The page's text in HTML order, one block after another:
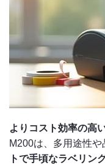
よりコスト効率の高
M200は、多用途性や
トで手頃なラベリン